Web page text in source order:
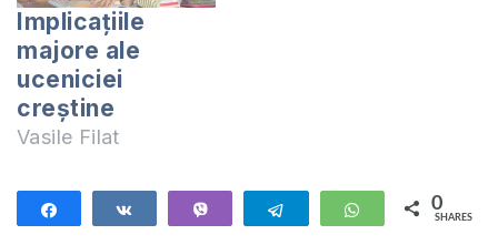
Implicațiile
majore ale
uceniciei
creștine
Vasile Filat
Telegram WhatsApp
0
SHARES